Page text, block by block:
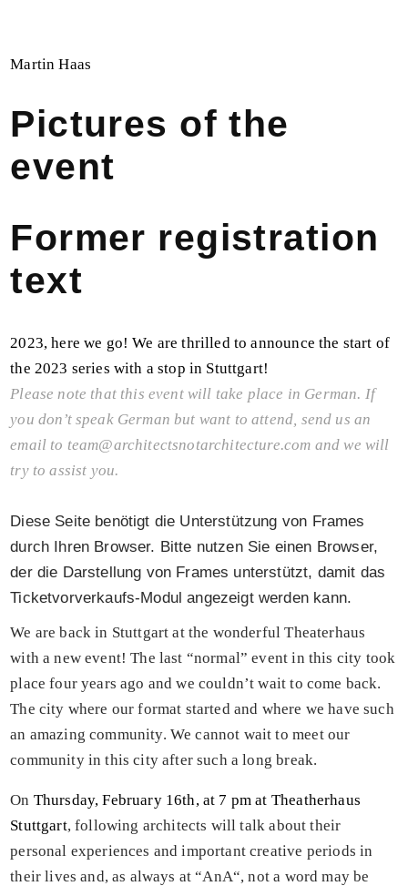
Martin Haas
Pictures of the
event
Former registration
text
2023, here we go! We are thrilled to announce the start of
the 2023 series with a stop in Stuttgart!
Please note that this event will take place in German. If
you don’t speak German but want to attend, send us an
email to team@architectsnotarchitecture.com and we will
try to assist you.
Diese Seite benötigt die Unterstützung von Frames
durch Ihren Browser. Bitte nutzen Sie einen Browser,
der die Darstellung von Frames unterstützt, damit das
Ticketvorverkaufs-Modul angezeigt werden kann.
We are back in Stuttgart at the wonderful Theaterhaus
with a new event! The last “normal” event in this city took
place four years ago and we couldn’t wait to come back.
The city where our format started and where we have such
an amazing community. We cannot wait to meet our
community in this city after such a long break.
On Thursday, February 16th, at 7 pm at Theatherhaus
Stuttgart, following architects will talk about their
personal experiences and important creative periods in
their lives and, as always at “AnA“, not a word may be